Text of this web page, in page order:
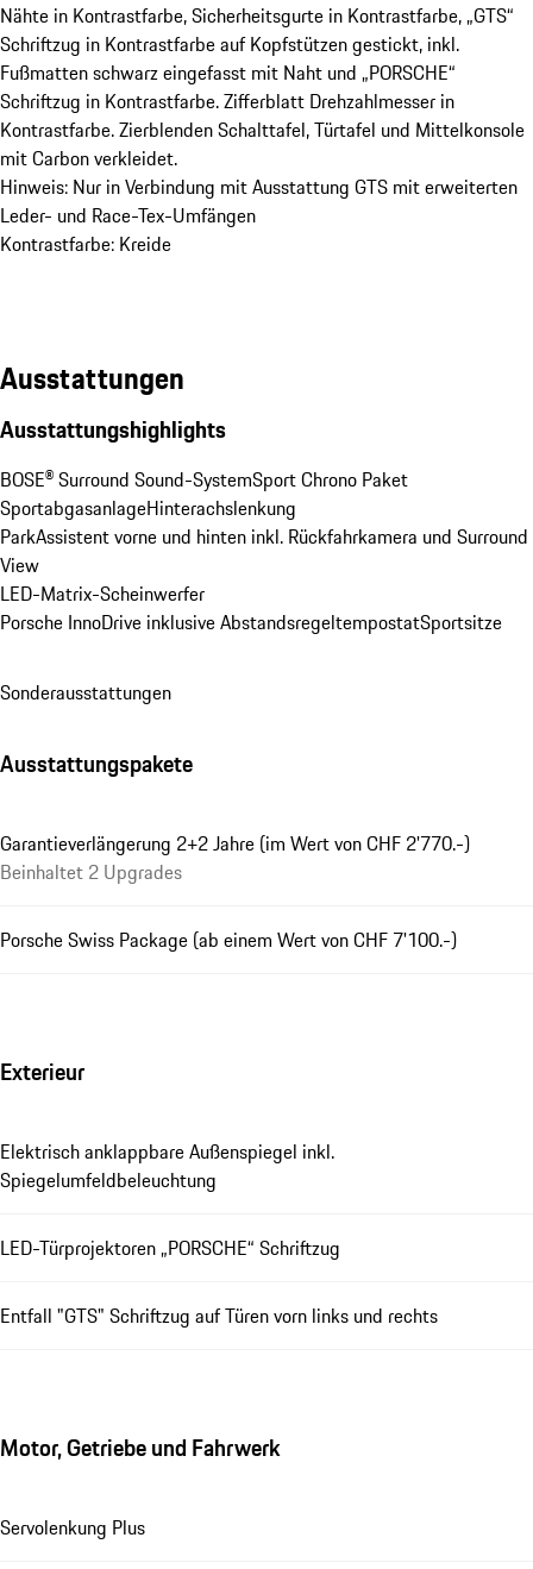
Nähte in Kontrastfarbe, Sicherheitsgurte in Kontrastfarbe, „GTS“
Schriftzug in Kontrastfarbe auf Kopfstützen gestickt, inkl.
Fußmatten schwarz eingefasst mit Naht und „PORSCHE“
Schriftzug in Kontrastfarbe. Zifferblatt Drehzahlmesser in
Kontrastfarbe. Zierblenden Schalttafel, Türtafel und Mittelkonsole
mit Carbon verkleidet.
Hinweis: Nur in Verbindung mit Ausstattung GTS mit erweiterten
Leder- und Race-Tex-Umfängen
Kontrastfarbe: Kreide
Ausstattungen
Ausstattungshighlights
BOSE® Surround Sound-SystemSport Chrono Paket
SportabgasanlageHinterachslenkung
ParkAssistent vorne und hinten inkl. Rückfahrkamera und Surround
View
LED-Matrix-Scheinwerfer
Porsche InnoDrive inklusive AbstandsregeltempostatSportsitze
Sonderausstattungen
Ausstattungspakete
Garantieverlängerung 2+2 Jahre (im Wert von CHF 2'770.-)
Beinhaltet 2 Upgrades
Porsche Swiss Package (ab einem Wert von CHF 7'100.-)
Exterieur
Elektrisch anklappbare Außenspiegel inkl.
Spiegelumfeldbeleuchtung
LED-Türprojektoren „PORSCHE“ Schriftzug
Entfall "GTS" Schriftzug auf Türen vorn links und rechts
Motor, Getriebe und Fahrwerk
Servolenkung Plus